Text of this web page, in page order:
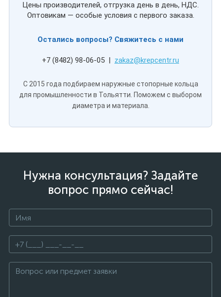
Цены производителей, отгрузка день в день, НДС.
Оптовикам — особые условия с первого заказа.
Остались вопросы? Свяжитесь с нами
+7 (8482) 98-06-05 | zakaz@krepcentr.ru
С 2015 года подбираем наружные стопорные кольца
для промышленности в Тольятти. Поможем с выбором
диаметра и материала.
Нужна консультация? Задайте
вопрос прямо сейчас!